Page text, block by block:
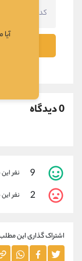
0 دیدگاه
9 نفر
2 نفر
اشتراک گذاری این